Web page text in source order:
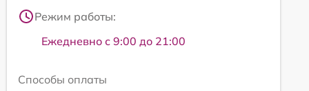
Режим работы:
Ежедневно с 9:00 до 21:00
Способы оплаты